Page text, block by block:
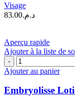
Oil
Lait
200
ML
Visage
د.م.83.00
Aperçu rapide
Ajouter à la liste de
quantité
de
Embryolisse
Lotion
Micellaire
Ajouter au panier
Embryolisse